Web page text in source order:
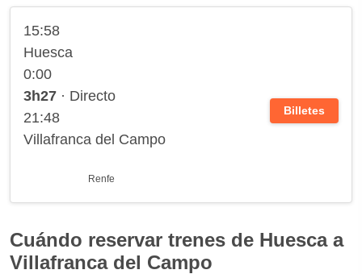
15:58
Huesca
0:00
3h27 · Directo
21:48
Villafranca del Campo
Renfe
Billetes
Cuándo reservar trenes de Huesca a
Villafranca del Campo